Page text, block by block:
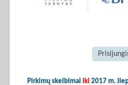
Pirkimų skelbimai iki 2017 m.